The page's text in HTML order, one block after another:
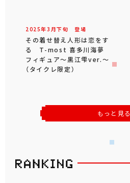
2025年3 月下旬 登場
その着せ替え人形は恋をす
る T-most 喜多川海夢
フィギュア～黒江雫ver.～
（タイクレ限定）
もっと見る